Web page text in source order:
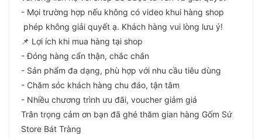
- Mọi trường hợp nếu không có video khui hàng shop
phép không giải quyết ạ. Khách hàng vui lòng lưu ý!
📌 Lợi ích khi mua hàng tại shop
- Đóng hàng cẩn thận, chắc chắn
- Sản phẩm đa dạng, phù hợp với nhu cầu tiêu dùng
- Chăm sóc khách hàng chu đáo, tận tâm
- Nhiều chương trình ưu đãi, voucher giảm giá
Trân trọng cảm ơn bạn đã ghé thăm gian hàng Gốm Sứ
Store Bát Tràng